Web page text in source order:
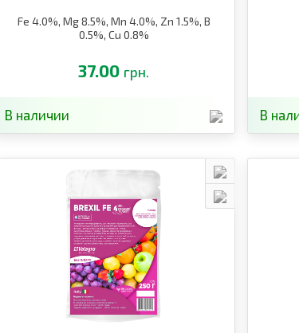
Fe 4.0%, Mg 8.5%, Mn 4.0%, Zn 1.5%, B
0.5%, Cu 0.8%
37.00 грн.
В наличии В